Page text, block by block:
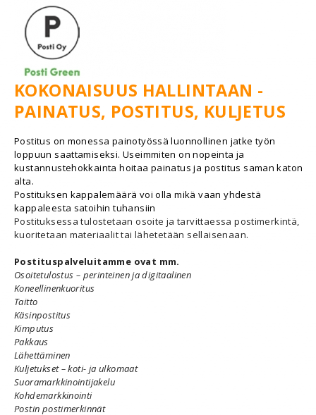
KOKONAISUUS HALLINTAAN -
PAINATUS, POSTITUS, KULJETUS
Postitus on monessa painotyössä luonnollinen jatke työn
loppuun saattamiseksi. Useimmiten on nopeinta ja
kustannustehokkainta hoitaa painatus ja postitus saman katon
alta.
Postituksen kappalemäärä voi olla mikä vaan yhdestä
kappaleesta satoihin tuhansiin
Postituksessa tulostetaan osoite ja tarvittaessa postimerkintä,
kuoritetaan materiaalit tai lähetetään sellaisenaan.
Postituspalveluitamme ovat mm.
Osoitetulostus – perinteinen ja digitaalinen
Koneellinenkuoritus
Taitto
Käsinpostitus
Kimputus
Pakkaus
Lähettäminen
Kuljetukset – koti- ja ulkomaat
Suoramarkkinointijakelu
Kohdemarkkinointi
Postin postimerkinnät